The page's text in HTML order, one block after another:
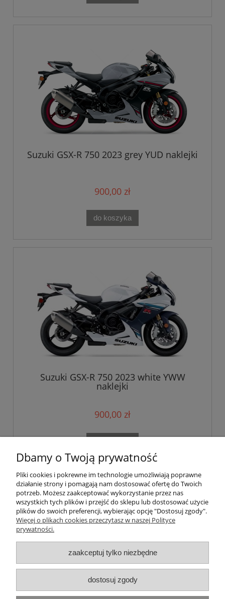
Suzuki GSX-R 750 2023 grey YUD naklejki
900,00 zł
do koszyka
Suzuki GSX-R 750 2023 white YWW
naklejki
900,00 zł
« 1 2 3 4 »
Pomoc
Płatności i dostawa
Informacje
Dbamy o Twoją prywatność
Pliki cookies i pokrewne im technologie umożliwiają poprawne
działanie strony i pomagają nam dostosować ofertę do Twoich
potrzeb. Możesz zaakceptować wykorzystanie przez nas
wszystkich tych plików i przejść do sklepu lub dostosować użycie
plików do swoich preferencji, wybierając opcję "Dostosuj zgody".
Więcej o plikach cookies przeczytasz w naszej Polityce
prywatności.
zaakceptuj tylko niezbędne
dostosuj zgody